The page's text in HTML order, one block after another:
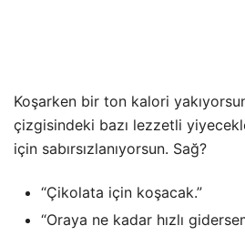
Koşarken bir ton kalori
çizgisindeki bazı lezzetli
için sabırsızlanıyorsun. Sağ?
“Çikolata için koşacak.”
“Oraya ne kadar hızlı